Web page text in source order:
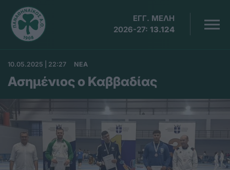
ΕΓΓ. ΜΕΛΗ
2026-27: 13.124
10.05.2025 | 22:27 ΝΕΑ
Ασημένιος ο Καββαδίας